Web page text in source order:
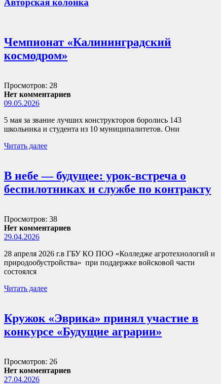
Чемпионат «Калининградский
космодром»
Просмотров: 28
Нет комментариев
09.05.2026
5 мая за звание лучших конструкторов боролись 143
школьника и студента из 10 муниципалитетов. Они
Читать далее
В небе — будущее: урок-встреча о
беспилотниках и службе по контракту
Просмотров: 38
Нет комментариев
29.04.2026
28 апреля 2026 г.в ГБУ КО ПОО «Колледже агротехнологий и
природообустройства» при поддержке войсковой части
состоялся
Читать далее
Кружок «Эврика» принял участие в
конкурсе «Будущие аграрии»
Просмотров: 26
Нет комментариев
27.04.2026